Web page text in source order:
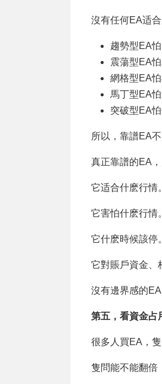
沒有任何EA适
趨勢型EA
震蕩型EA
網格型EA
馬丁型EA
突破型EA
所以，靠譜EA
真正靠譜的EA
它适合什麽行情
它害怕什麽行情
它什麽時候該停
它對賬戶資金、
沒有邊界感的
第五，看資金占
很多人買EA，
隻問能不能翻倍